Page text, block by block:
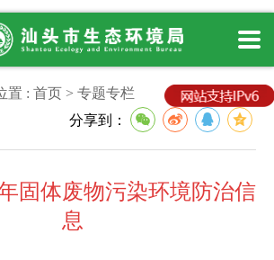
置 : 首页 > 专题专栏
分享到：
固体废物污染环境防治信
息